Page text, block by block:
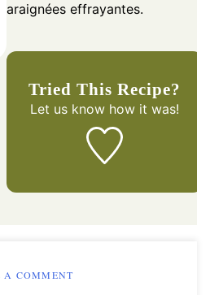
araignées effrayantes.
Tried This Recipe?
Let us knowhow it was!
A COMMENT